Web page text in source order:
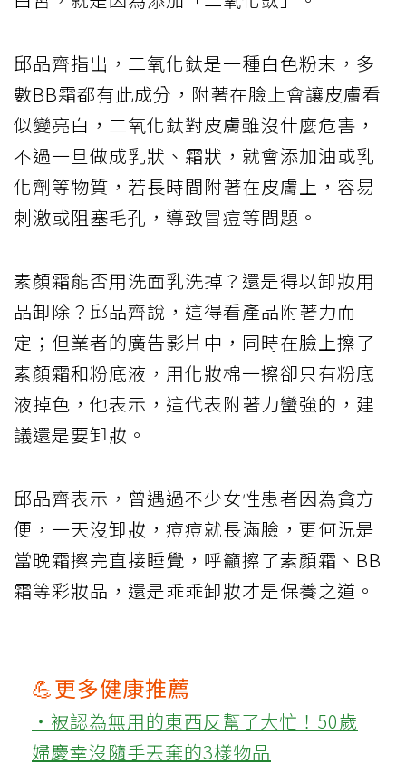
邱品齊指出，二氧化鈦是一種白色粉末，多
數BB霜都有此成分，附著在臉上會讓皮膚看
似變亮白，二氧化鈦對皮膚雖沒什麼危害，
不過一旦做成乳狀、霜狀，就會添加油或乳
化劑等物質，若長時間附著在皮膚上，容易
刺激或阻塞毛孔，導致冒痘等問題。
素顏霜能否用洗面乳洗掉？還是得以卸妝用
品卸除？邱品齊說，這得看產品附著力而
定；但業者的廣告影片中，同時在臉上擦了
素顏霜和粉底液，用化妝棉一擦卻只有粉底
液掉色，他表示，這代表附著力蠻強的，建
議還是要卸妝。
邱品齊表示，曾遇過不少女性患者因為貪方
便，一天沒卸妝，痘痘就長滿臉，更何況是
當晚霜擦完直接睡覺，呼籲擦了素顏霜、BB
霜等彩妝品，還是乖乖卸妝才是保養之道。
💪更多健康推薦
‧被認為無用的東西反幫了大忙！50歲
婦慶幸沒隨手丟棄的3樣物品